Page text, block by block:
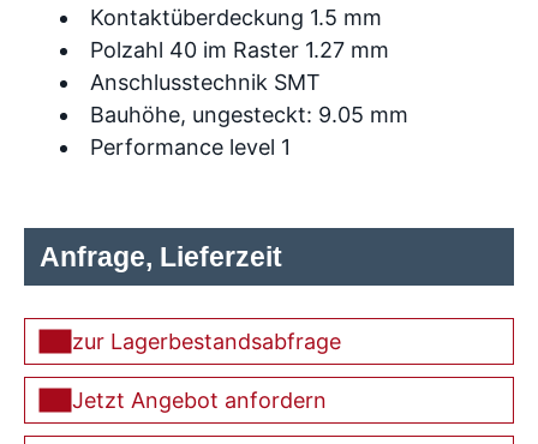
Kontaktüberdeckung 1.5 mm
Polzahl 40 im Raster 1.27 mm
Anschlusstechnik SMT
Bauhöhe, ungesteckt: 9.05 mm
Performance level 1
Anfrage, Lieferzeit
zur Lagerbestandsabfrage
Jetzt Angebot anfordern